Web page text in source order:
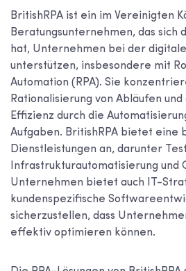
BritishRPA ist ein im Vereinigten
Beratungsunternehmen, das sich
hat, Unternehmen bei der
unterstützen, insbesondere mit
Automation (RPA). Sie
Rationalisierung von Abläufen
Effizienz durch die
Aufgaben. BritishRPA bietet eine
Dienstleistungen an, darunter
Infrastrukturautomatisierung und
Unternehmen bietet auch IT-
kundenspezifische
sicherzustellen, dass
effektiv optimieren können.